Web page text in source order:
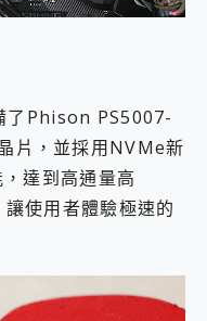
了Phison PS5007-
片，並採用NVMe新
達到高通量高
使用者體驗極速的